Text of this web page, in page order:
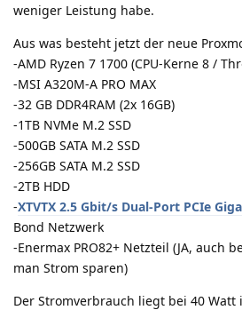
weniger Leistung habe.
Aus was besteht jetzt der neue
-AMD Ryzen 7 1700 (CPU-Kerne 8 /
-MSI A320M-A PRO MAX
-32 GB DDR4RAM (2x 16GB)
-1TB NVMe M.2 SSD
-500GB SATA M.2 SSD
-256GB SATA M.2 SSD
-2TB HDD
-XTVTX 2.5 Gbit/s Dual-Port PCIe
Bond Netzwerk
-Enermax PRO82+ Netzteil (JA, auch
man Strom sparen)
Der Stromverbrauch liegt bei 40